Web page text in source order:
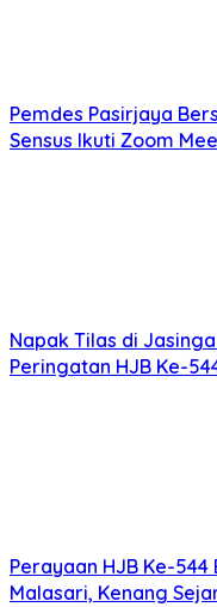
Pemdes Pasirjaya
Sensus Ikuti Zoom
Napak Tilas di
Peringatan HJB Ke-
Perayaan HJB Ke-
Malasari, Kenang